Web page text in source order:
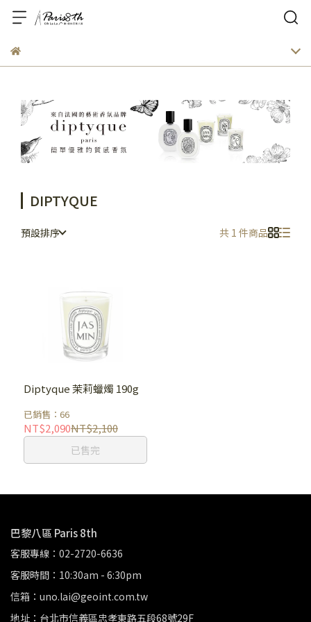
DIPTYQUE
預設排序 共 1 件商品
Diptyque 茉莉蠟燭 190g
已銷售：66
NT$2,090NT$2,100
已售完
巴黎八區 Paris 8th
客服專線：02-2720-6636
客服時間：10:30am - 6:30pm
信箱：uno.lai@geoint.com.tw
地址：台北市信義區忠孝東路五段68號29F